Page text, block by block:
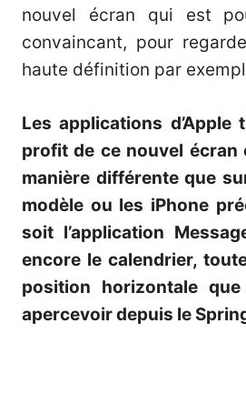
nouvel écran qui est
convaincant, pour
haute définition par
Les applications d’Apple
profit de ce nouvel écran
manière différente que
modèle ou les iPhone
soit l’application
encore le calendrier,
position horizontale
apercevoir depuis le